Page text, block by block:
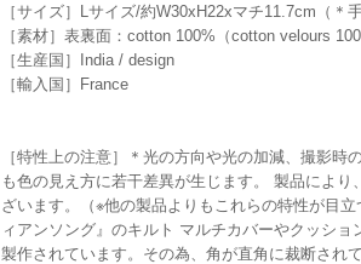
［サイズ］Lサイズ/約W30xH22xマチ11.7cm（＊
［素材］表裏面：cotton 100%（cotton velours
［生産国］India / design
［輸入国］France
［特性上の注意］＊光の方向や光の加減、撮影
も色の見え方に若干差異が生じます。 製品によ
ざいます。（※他の製品よりもこれらの特性が目
ィアンソング』のキルト マルチカバーやクッシ
製作されています。その為、角が直角に裁断され